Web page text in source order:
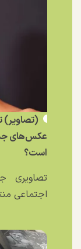
(تصاویر)
عکس‌های
است؟
تصاویری
اجتماعی